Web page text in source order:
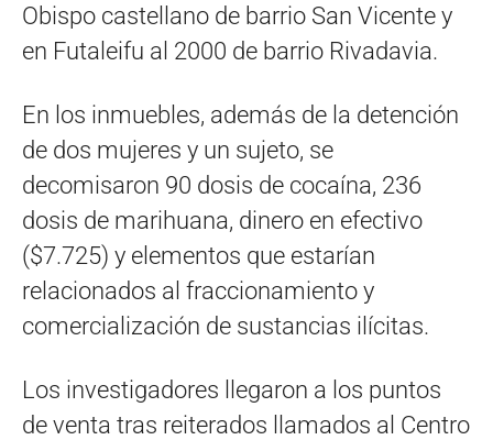
Obispo castellano de barrio San Vicente y
en Futaleifu al 2000 de barrio Rivadavia.
En los inmuebles, además de la detención
de dos mujeres y un sujeto, se
decomisaron 90 dosis de cocaína, 236
dosis de marihuana, dinero en efectivo
($7.725) y elementos que estarían
relacionados al fraccionamiento y
comercialización de sustancias ilícitas.
Los investigadores llegaron a los puntos
de venta tras reiterados llamados al Centro